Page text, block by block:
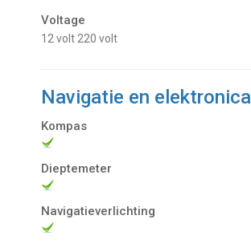
Voltage
12 volt 220 volt
Navigatie en elektronica
Kompas
Dieptemeter
Navigatieverlichting